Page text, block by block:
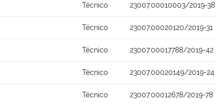
Técnico 23007.00010003/2019-38
Técnico 23007.00020120/2019-31
Técnico 23007.00017788/2019-42
Técnico 23007.00020149/2019-24
Técnico 23007.00012678/2019-78